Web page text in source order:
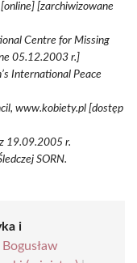
[zarchiwizowane
Centre for Missing
05.12.2003 r.]
International Peace
www.kobiety.pl [dostęp
19.09.2005 r.
SORN.
i
Bogusław